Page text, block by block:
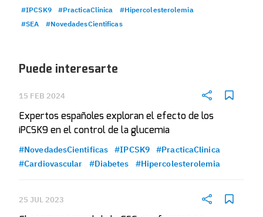
#IPCSK9 #PracticaClinica
#Hipercolesterolemia
#SEA
#NovedadesCientificas
Puede interesarte
15 FEB 2024
Expertos españoles exploran el efecto de los
iPCSK9 en el control de la glucemia
#NovedadesCientificas #IPCSK9
#PracticaClinica
#Cardiovascular
#Diabetes #Hipercolesterolemia
25 JUL 2023